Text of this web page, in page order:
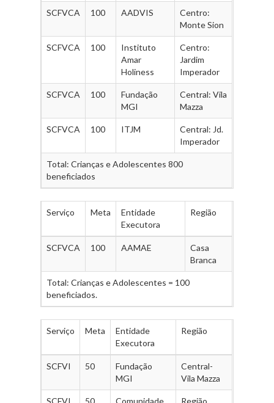
SCFVCA 100 AADVIS
Centro:
Monte Sion
SCFVCA 100
Instituto
Amar
Holiness
Centro:
Jardim
Imperador
SCFVCA 100
Fundação
MGI
Central: Vila
Mazza
SCFVCA 100 ITJM
Central: Jd.
Imperador
Total: Crianças e Adolescentes 800
beneficiados
Serviço Meta
Entidade
Executora
Região
SCFVCA 100 AAMAE
Casa
Branca
Total: Crianças e Adolescentes = 100
beneficiados.
Serviço Meta
Entidade
Executora
Região
SCFVI 50
Fundação
MGI
Central-
Vila Mazza
SCFVI 50
Comunidade
Região